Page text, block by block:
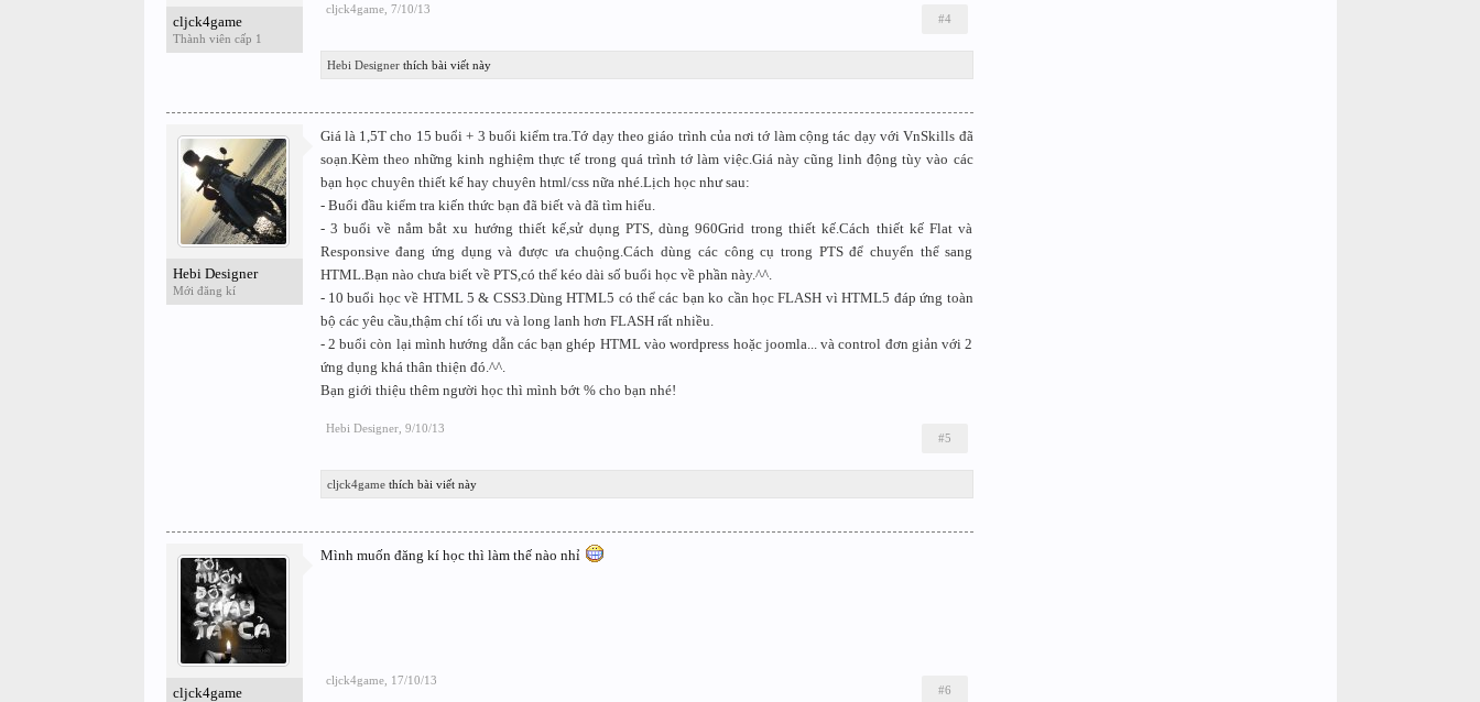
cljck4game
Thành viên cấp 1
cljck4game, 7/10/13
#4
Hebi Designerthích bài viết này
Hebi Designer
Mới đăng kí
Giá là 1,5T cho 15 buổi + 3 buổi kiểm tra.Tớ dạy theo giáo trình của nơi tớ làm cộng tác dạy với VnSkills đã
soạn.Kèm theo những kinh nghiệm thực tế trong quá trình tớ làm việc.Giá này cũng linh động tùy vào các
bạn học chuyên thiết kế hay chuyên html/css nữa nhé.Lịch học như sau:
- Buổi đầu kiểm tra kiến thức bạn đã biết và đã tìm hiểu.
- 3 buổi về nắm bắt xu hướng thiết kế,sử dụng PTS, dùng 960Grid trong thiết kế.Cách thiết kế Flat và
Responsive đang ứng dụng và được ưa chuộng.Cách dùng các công cụ trong PTS để chuyển thể sang
HTML.Bạn nào chưa biết về PTS,có thể kéo dài số buổi học về phần này.^^.
- 10 buổi học về HTML 5 & CSS3.Dùng HTML5 có thể các bạn ko cần học FLASH vì HTML5 đáp ứng toàn
bộ các yêu cầu,thậm chí tối ưu và long lanh hơn FLASH rất nhiều.
- 2 buổi còn lại mình hướng dẫn các bạn ghép HTML vào wordpress hoặc joomla... và control đơn giản với 2
ứng dụng khá thân thiện đó.^^.
Bạn giới thiệu thêm người học thì mình bớt % cho bạn nhé!
Hebi Designer, 9/10/13
#5
cljck4gamethích bài viết này
cljck4game
Mình muốn đăng kí học thì làm thế nào nhỉ
cljck4game, 17/10/13
#6